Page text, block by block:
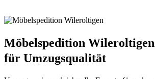
Möbelspedition
für Umzugsqualität